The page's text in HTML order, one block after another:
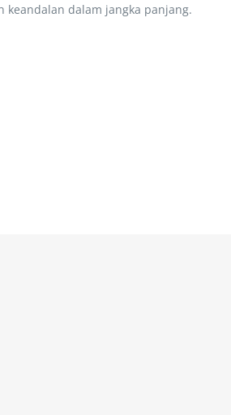
keandalan dalam jangka panjang.